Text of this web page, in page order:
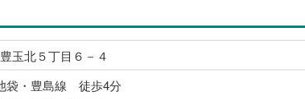
玉北５丁目６－４
袋・豊島線 徒歩4分